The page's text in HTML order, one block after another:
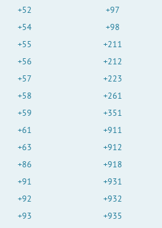
+52
+54
+55
+56
+57
+58
+59
+61
+63
+86
+91
+92
+93
+97
+98
+211
+212
+223
+261
+351
+911
+912
+918
+931
+932
+935